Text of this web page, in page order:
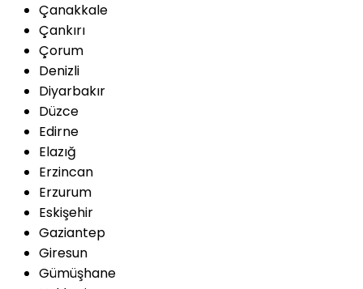
Çanakkale
Çankırı
Çorum
Denizli
Diyarbakır
Düzce
Edirne
Elazığ
Erzincan
Erzurum
Eskişehir
Gaziantep
Giresun
Gümüşhane